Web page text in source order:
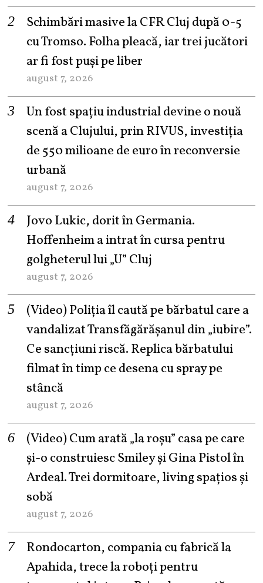
Schimbări masive la CFR Cluj după 0-5
cu Tromso. Folha pleacă, iar trei jucători
ar fi fost puși pe liber
august 7, 2026
Un fost spațiu industrial devine o nouă
scenă a Clujului, prin RIVUS, investiția
de 550 milioane de euro în reconversie
urbană
august 7, 2026
Jovo Lukic, dorit în Germania.
Hoffenheim a intrat în cursa pentru
golgheterul lui „U” Cluj
august 7, 2026
(Video) Poliția îl caută pe bărbatul care a
vandalizat Transfăgărășanul din „iubire”.
Ce sancțiuni riscă. Replica bărbatului
filmat în timp ce desena cu spray pe
stâncă
august 7, 2026
(Video) Cum arată „la roşu” casa pe care
şi-o construiesc Smiley şi Gina Pistol în
Ardeal. Trei dormitoare, living spațios și
sobă
august 7, 2026
Rondocarton, compania cu fabrică la
Apahida, trece la roboți pentru